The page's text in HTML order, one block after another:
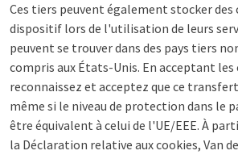
Ces tiers peuvent également stocker des
dispositif lors de l'utilisation de leurs
peuvent se trouver dans des pays tiers
compris aux États-Unis. En acceptant les
reconnaissez et acceptez que ce
même si le niveau de protection dans le
être équivalent à celui de l'UE/EEE. À
la Déclaration relative aux cookies, Van